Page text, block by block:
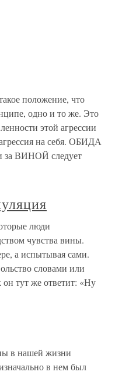
положение, что
одно и то же. Это
этой агрессии
на себя. ОБИДА
за ВИНОЙ следует
люди
чувства вины.
а испытывая сами.
словами или
он тут же ответит: «Ну
в нашей жизни
в нем был